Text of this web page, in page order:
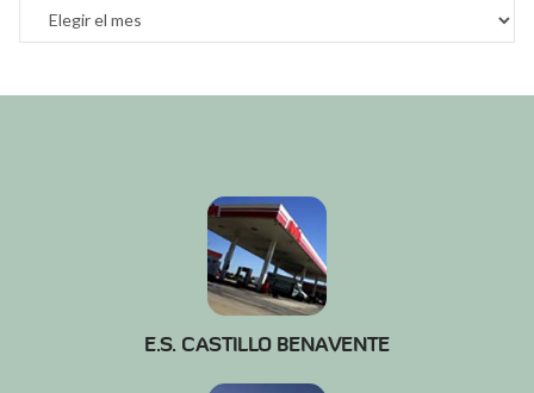
Archivos
E.S. CASTILLO BENAVENTE